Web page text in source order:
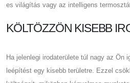
es világítás vagy az intelligens
KÖLTÖZZÖN KISEBB
Ha jelenlegi irodaterülete túl nagy az Ön
leépítést egy kisebb területre. Ezzel